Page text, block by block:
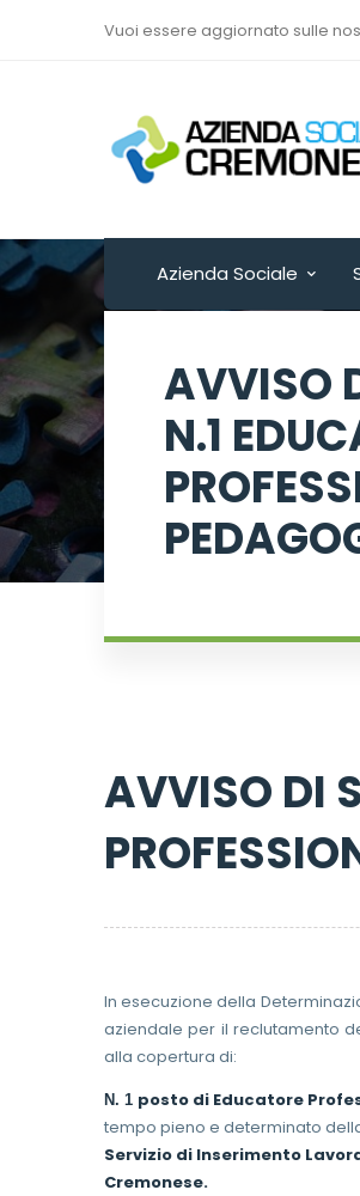
Vuoi essere aggiornato sulle
Via Sant’Antonio
Fuoco n. 9/A
Cremona - ITALY
Azienda Sociale
AVVISO
N.1
AVVISO DI
In esecuzione della
aziendale per il reclutamento
alla copertura di:
N. 1 posto di Educatore
tempo pieno e determinato
Servizio di Inserimento
Cremonese.